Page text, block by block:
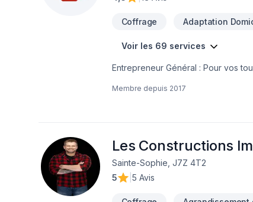
Coffrage Adaptation
Voir les 69 services
Entrepreneur Général : Pour vos
Membre depuis 2017
Les Constructions
Sainte-Sophie, J7Z 4T2
5
5 Avis